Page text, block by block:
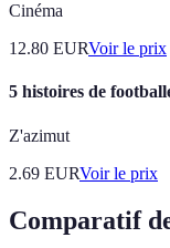
Cinéma
12.80 EURVoir le prix
5 histoires de
Z'azimut
2.69 EURVoir le prix
Comparatif